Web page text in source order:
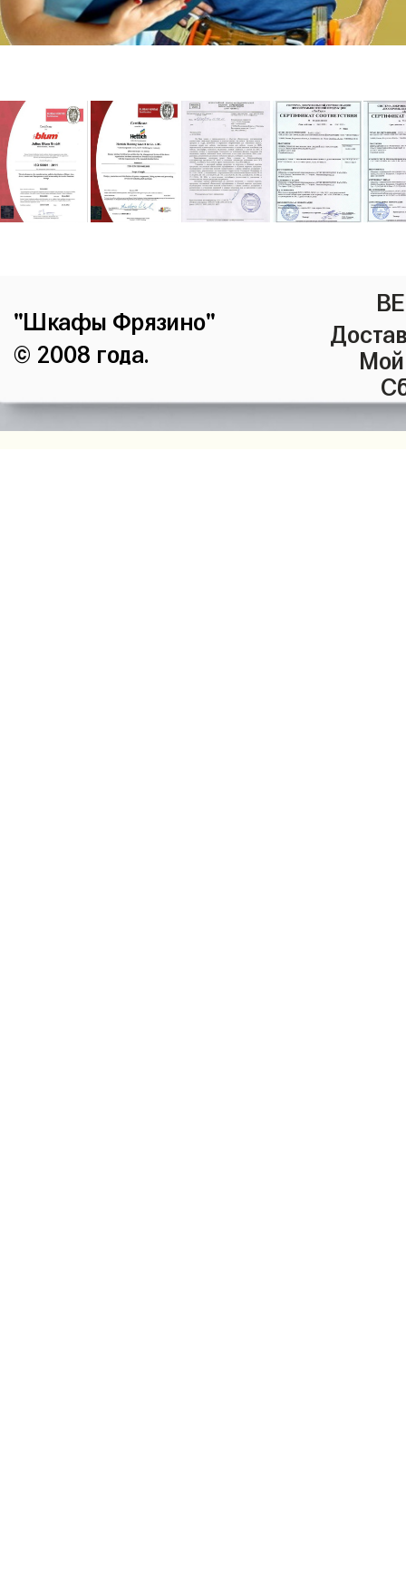
"Шкафы Фрязино"
© 2008 года.